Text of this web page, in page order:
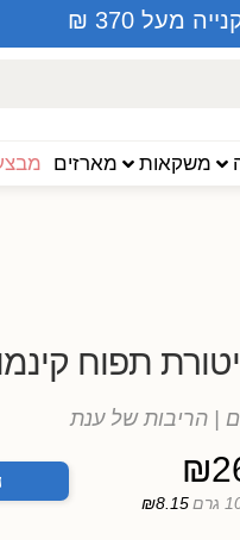
מעל 370 ₪
משקאות מארזים
תפוח
| הריבות של ענת
₪
₪8.15